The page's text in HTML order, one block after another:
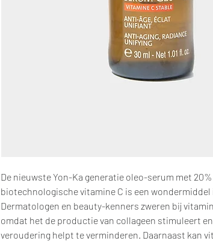
De nieuwste Yon-Ka generatie oleo-serum met
biotechnologische vitamine C is een wondermiddel
Dermatologen en beauty-kenners zweren bij
omdat het de productie van collageen stimuleert
veroudering helpt te verminderen. Daarnaast kan